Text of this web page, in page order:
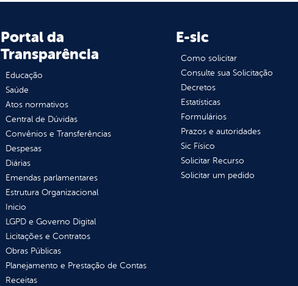
Portal da
Transparência
Educação
Saúde
Atos normativos
Central de Dúvidas
Convênios e Transferências
Despesas
Diárias
Emendas parlamentares
Estrutura Organizacional
Inicio
LGPD e Governo Digital
Licitações e Contratos
Obras Públicas
Planejamento e Prestação de Contas
Receitas
E-sic
Como solicitar
Consulte sua Solicitação
Decretos
Estatísticas
Formulários
Prazos e autoridades
Sic Físico
Solicitar Recurso
Solicitar um pedido